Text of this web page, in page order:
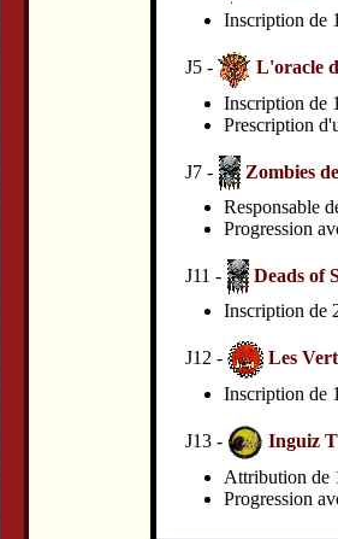
Inscription de
J5 -
L'oracle
Inscription de
Prescription
J7 -
Zombies
Responsable
Progression
J11 -
Deads of
Inscription de
J12 -
Les
Inscription de
J13 -
Inguiz
Attribution de
Progression